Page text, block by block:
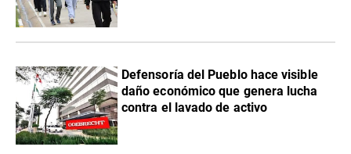
Defensoría del Pueblo hace visible
daño económico que genera lucha
contra el lavado de activo